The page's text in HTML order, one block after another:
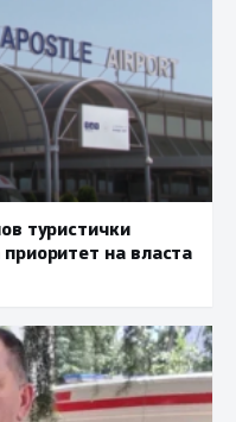
туристички
на власта